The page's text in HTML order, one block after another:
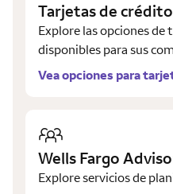
Tarjetas de crédito
Explore las opciones
disponibles para sus
Vea opciones para
Wells Fargo
Explore servicios de